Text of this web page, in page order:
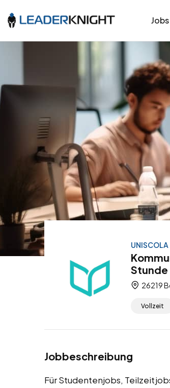
Jobs
UNISCOLA
26219
Vollzeit
Jobbeschreibung
Für Studentenjobs,